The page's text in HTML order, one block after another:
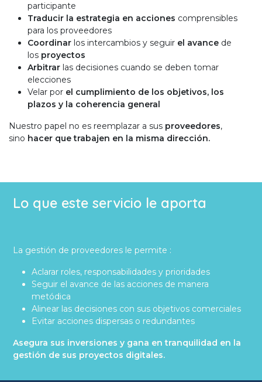
participante
Traducir la estrategia en acciones comprensibles
para los proveedores
Coordinar los intercambios y seguir el avance de
los proyectos
Arbitrar las decisiones cuando se deben tomar
elecciones
Velar por el cumplimiento de los objetivos, los
plazos y la coherencia general
Nuestro papel no es reemplazar a sus proveedores,
sino hacer que trabajen en la misma dirección.
Lo que este servicio le aporta
La gestión de proveedores le permite :
Aclarar roles, responsabilidades y prioridades
Seguir el avance de las acciones de manera
metódica
Alinear las decisiones con sus objetivos comerciales
Evitar acciones dispersas o redundantes
Asegura sus inversiones y gana en tranquilidad en la
gestión de sus proyectos digitales.